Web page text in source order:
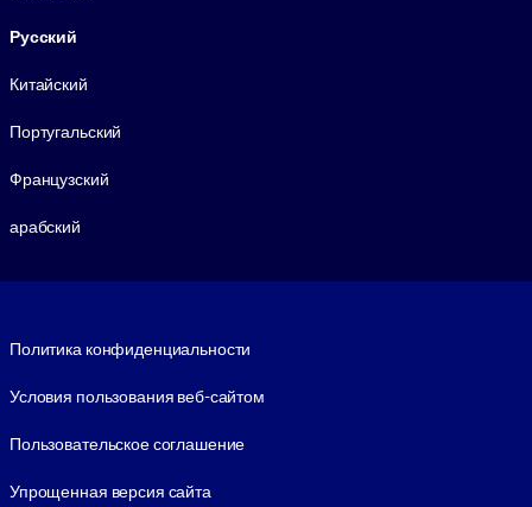
Русский
Китайский
Португальский
Французский
арабский
Политика конфиденциальности
Условия пользования веб-сайтом
Пользовательское соглашение
Упрощенная версия сайта